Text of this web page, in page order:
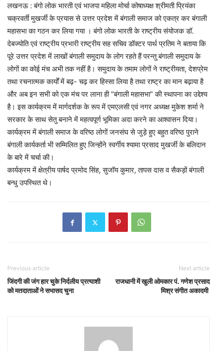
लखनऊ : बंगो लोक भारती एवं भाजपा महिला मोर्चा कोषाध्यक्ष श्रीमती प्रियंका
चक्रवर्ती मुखर्जी के प्रयास से उत्तर प्रदेश में बंगाली समाज को एकत्र कर बंगाली
महासभा का गठन कर लिया गया । बंगो लोक भारती के राष्ट्रीय संयोजक डॉ.
देबज्योति एवं राष्ट्रीय प्रभारी राष्ट्रीय सह सचिव डॉक्टर पार्थ प्रतिम ने बताया कि
पूरे उत्तर प्रदेश में लाखों बंगाली समुदाय के लोग रहते हैं परन्तु बंगाली समुदाय के
लोगों का कोई मंच अभी तक नहीं है। समुदाय के तमाम लोगों ने राष्ट्रीयता, देशप्रेम
तथा रचनात्मक कार्यों में बढ़- चढ़ कर हिस्सा लिया है तथा राष्ट्र का मान बढ़ाया है
और अब इन सभी को एक मंच पर लाना ही “बंगाली महासभा” की स्थापना का उद्देश्य
है। इस कार्यक्रम में मार्गदर्शक के रूप में एमएलसी एवं नगर अध्यक्ष मुकेश शर्मा ने
सरकार के साथ सेतु बनाने में महत्वपूर्ण भूमिका अदा करने का आश्वासन दिया।
कार्यक्रम में बंगाली समाज के वरिष्ठ लोगों जनसंघ से जुड़े हुए बहुत वरिष्ठ पुराने
बंगाली कार्यकर्ता भी सम्मिलित हुए जिन्होंने स्वर्गीय श्यामा प्रसाद मुखर्जी के बलिदान
के बारे में चर्चा की।
कार्यक्रम में क्षेत्रीय पार्षद प्रमोद सिंह, सुजॉय कुमार, तापस दास व सैकड़ों बंगाली
बन्धु उपस्थित थे।
Previous article
जिंदगी की जंग हार चुके निर्दलीय प्रत्याशी
को मतदाताओं ने सभासद चुना
Next article
राजधानी में खुली ओमकार पं. गणेश प्रसाद
मिश्र संगीत अकादमी